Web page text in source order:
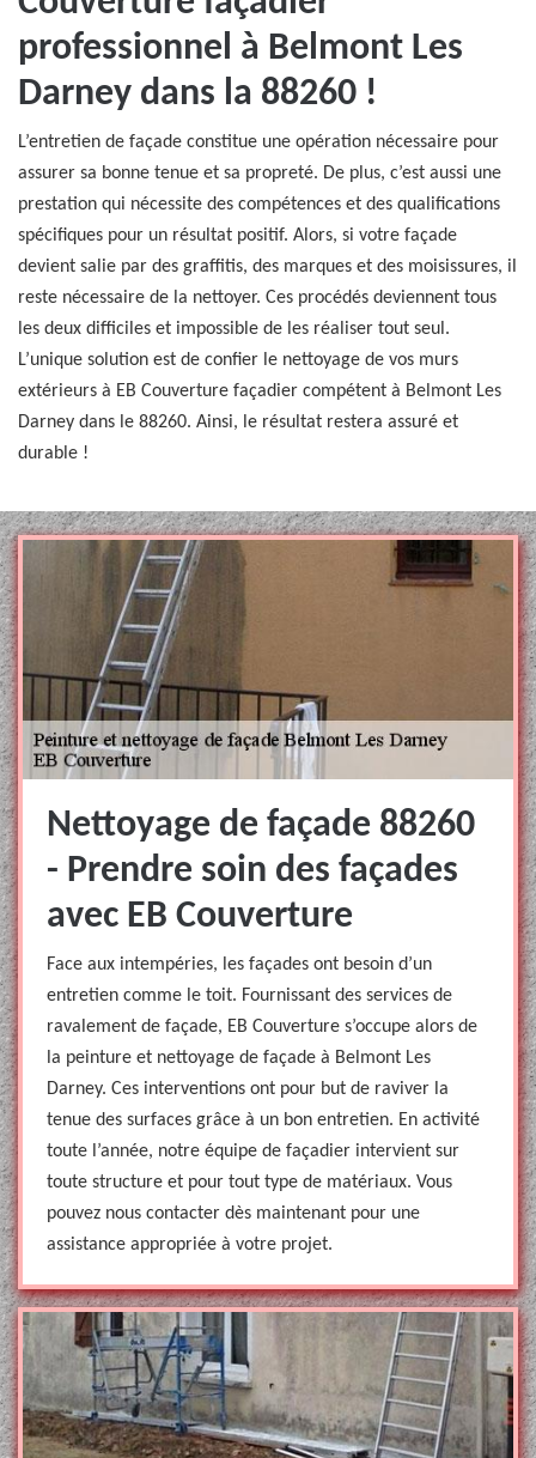
professionnel à Belmont Les
Darney dans la 88260 !
L’entretien de façade constitue une opération nécessaire pour
assurer sa bonne tenue et sa propreté. De plus, c’est aussi une
prestation qui nécessite des compétences et des qualifications
spécifiques pour un résultat positif. Alors, si votre façade
devient salie par des graffitis, des marques et des moisissures, il
reste nécessaire de la nettoyer. Ces procédés deviennent tous
les deux difficiles et impossible de les réaliser tout seul.
L’unique solution est de confier le nettoyage de vos murs
extérieurs à EB Couverture façadier compétent à Belmont Les
Darney dans le 88260. Ainsi, le résultat restera assuré et
durable !
Nettoyage de façade 88260
- Prendre soin des façades
avec EB Couverture
Face aux intempéries, les façades ont besoin d’un
entretien comme le toit. Fournissant des services de
ravalement de façade, EB Couverture s’occupe alors de
la peinture et nettoyage de façade à Belmont Les
Darney. Ces interventions ont pour but de raviver la
tenue des surfaces grâce à un bon entretien. En activité
toute l’année, notre équipe de façadier intervient sur
toute structure et pour tout type de matériaux. Vous
pouvez nous contacter dès maintenant pour une
assistance appropriée à votre projet.